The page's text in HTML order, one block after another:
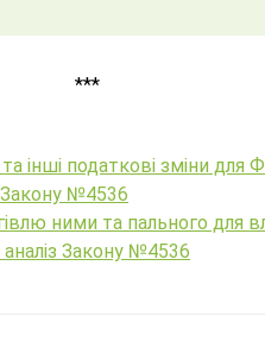
***
інші податкові зміни для
Закону №4536
ними та пального для
Закону №4536